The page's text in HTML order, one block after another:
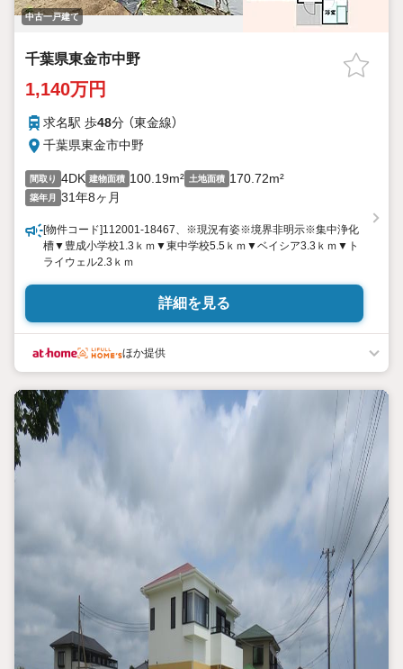
中古一戸建て
千葉県東金市中野
1,140万円
求名駅 歩48分 （東金線）
千葉県東金市中野
間取り 4DK 建物面積 100.19m² 土地面積 170.72m²
築年月 31年8ヶ月
[物件コード]112001-18467、※現況有姿※境界非明示※集中浄化
槽▼豊成小学校1.3ｋｍ▼東中学校5.5ｋｍ▼ベイシア3.3ｋｍ▼ト
ライウェル2.3ｋｍ
詳細を見る
ほか提供